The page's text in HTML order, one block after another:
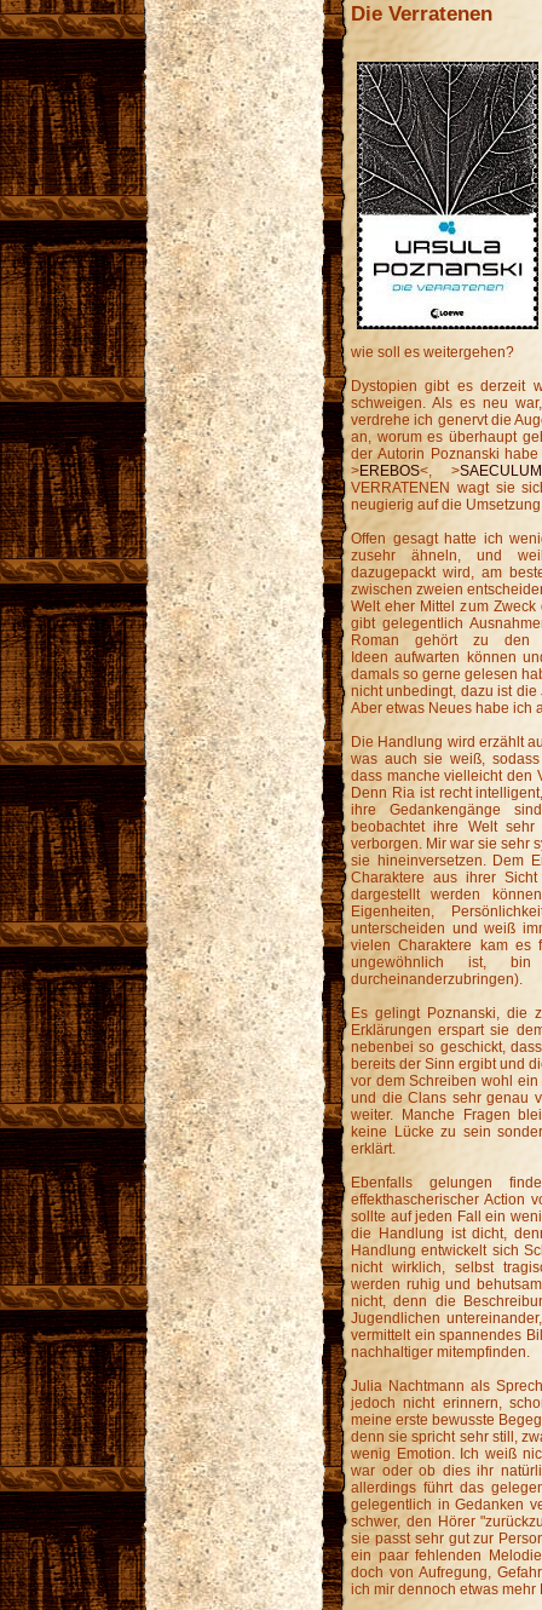
Die Verratenen
wie soll es weitergehen?
Dystopien gibt es derzeit
schweigen. Als es neu
verdrehe ich genervt die
an, worum es überhaupt
der Autorin Poznanski
>EREBOS<, >SAECULUM
VERRATENEN wagt sie
neugierig auf die
Offen gesagt hatte ich
zusehr ähneln, und
dazugepackt wird, am
zwischen zweien
Welt eher Mittel zum
gibt gelegentlich
Roman gehört zu den
Ideen aufwarten können
damals so gerne gelesen
nicht unbedingt, dazu ist
Aber etwas Neues habe ich
Die Handlung wird erzählt
was auch sie weiß,
dass manche vielleicht den
Denn Ria ist recht
ihre Gedankengänge
beobachtet ihre Welt sehr
verborgen. Mir war sie sehr
sie hineinversetzen. Dem
Charaktere aus ihrer
dargestellt werden
Eigenheiten,
unterscheiden und weiß
vielen Charaktere kam es
ungewöhnlich ist,
durcheinanderzubringen).
Es gelingt Poznanski, die
Erklärungen erspart sie
nebenbei so geschickt,
bereits der Sinn ergibt und
vor dem Schreiben wohl
und die Clans sehr genau
weiter. Manche Fragen
keine Lücke zu sein
erklärt.
Ebenfalls gelungen
effekthascherischer Action
sollte auf jeden Fall ein
die Handlung ist dicht,
Handlung entwickelt sich
nicht wirklich, selbst
werden ruhig und
nicht, denn die
Jugendlichen
vermittelt ein spannendes
nachhaltiger mitempfinden.
Julia Nachtmann als
jedoch nicht erinnern,
meine erste bewusste
denn sie spricht sehr still,
wenig Emotion. Ich weiß
war oder ob dies ihr
allerdings führt das
gelegentlich in Gedanken
schwer, den Hörer
sie passt sehr gut zur
ein paar fehlenden
doch von Aufregung,
ich mir dennoch etwas